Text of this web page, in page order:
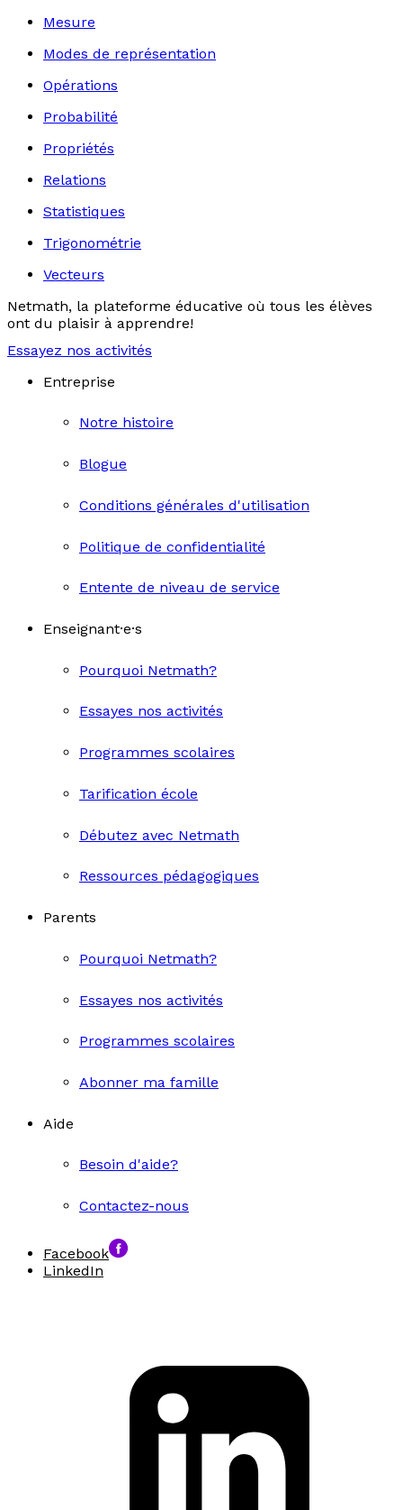
Mesure
Modes de représentation
Opérations
Probabilité
Propriétés
Relations
Statistiques
Trigonométrie
Vecteurs
Netmath, la plateforme éducative où tous les élèves
ont du plaisir à apprendre!
Essayez nos activités
Entreprise
Notre histoire
Blogue
Conditions générales d'utilisation
Politique de confidentialité
Entente de niveau de service
Enseignant·e·s
Pourquoi Netmath?
Essayes nos activités
Programmes scolaires
Tarification école
Débutez avec Netmath
Ressources pédagogiques
Parents
Pourquoi Netmath?
Essayes nos activités
Programmes scolaires
Abonner ma famille
Aide
Besoin d'aide?
Contactez-nous
Facebook
LinkedIn